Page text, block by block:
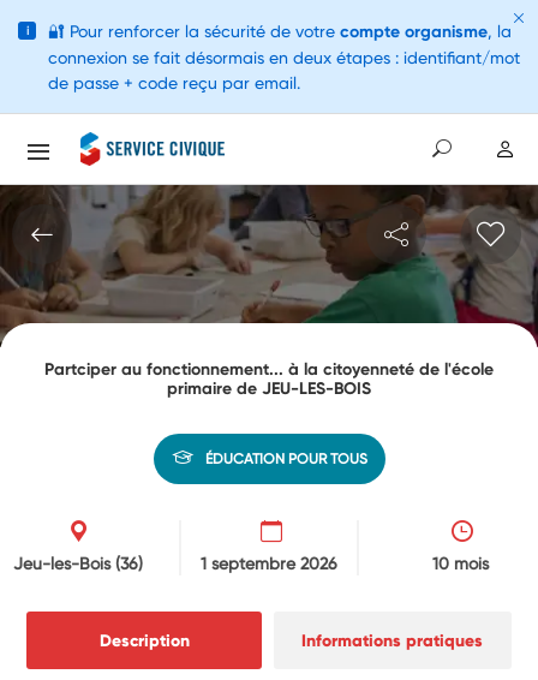
Partciper au fonctionnement... à la citoyenneté de l'école
primaire de JEU-LES-BOIS
ÉDUCATION POUR TOUS
Jeu-les-Bois(36) 1 septembre 2026 10 mois
Description Informations pratiques
i 🔐 Pour renforcer la sécurité de votre compte organisme, la
connexion se fait désormais en deux étapes : identifiant/mot
de passe + code reçu par email.